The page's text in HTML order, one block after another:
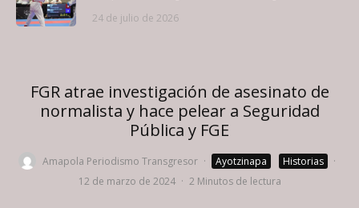
24 de julio de 2026
FGR atrae investigación de asesinato de
normalista y hace pelear a Seguridad
Pública y FGE
Amapola Periodismo Transgresor · Ayotzinapa Historias
·
12 de marzo de 2024 · 2 Minutos de lectura